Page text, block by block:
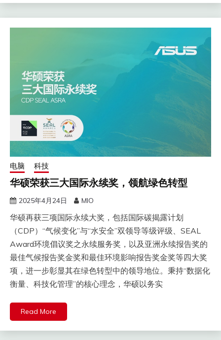
电脑 科技
华硕荣获三大国际永续奖，领航绿色转型
2025年4月24日 MIO
华硕再获三项国际永续大奖，包括国际碳揭露计划
（CDP）“气候变化”与“水安全”双领导等级评级、SEAL
Award环境倡议奖之永续服务奖，以及亚洲永续报告奖的
最佳气候报告奖金奖和最佳环境影响报告奖金奖等四大奖
项，进一步彰显其在绿色转型中的领导地位。秉持“数据化
衡量、科技化管理”的核心理念，华硕以务实
Read More